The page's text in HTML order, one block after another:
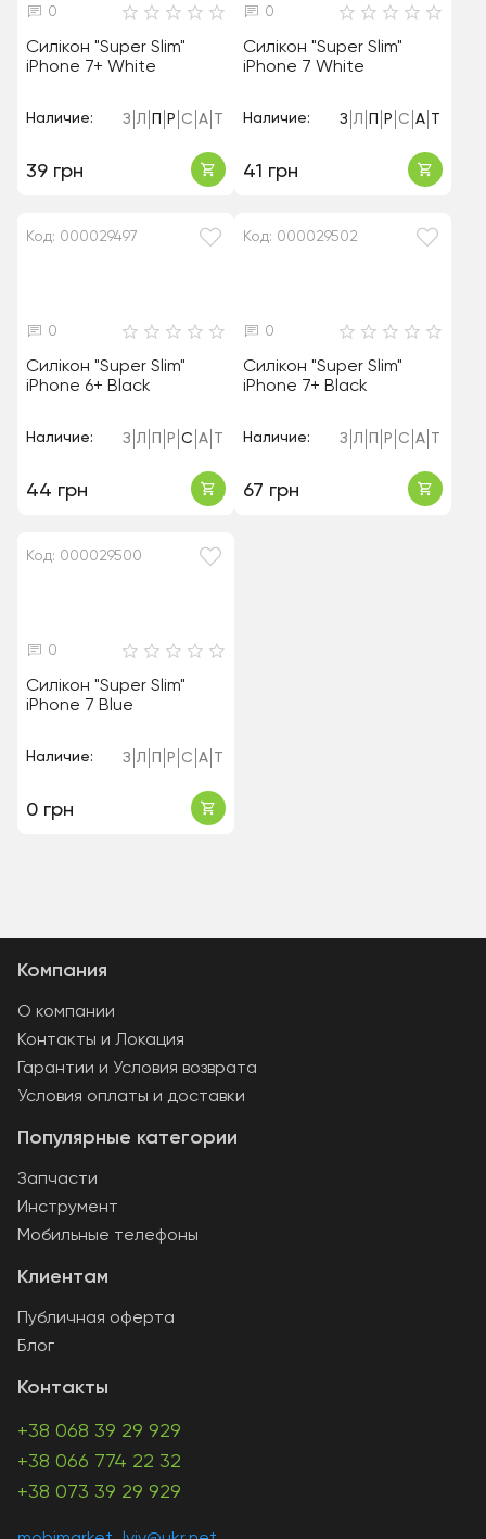
0
Силікон "Super Slim"
iPhone 7+ White
Наличие: З Л П Р С А
39 грн
0
Силікон "Super Slim"
iPhone 7 White
Наличие: З Л П Р С А Т
41 грн
Код: 000029497
0
Силікон "Super Slim"
iPhone 6+ Black
Наличие: З Л Р С А
44 грн
Код: 000029502
0
Силікон "Super Slim"
iPhone 7+ Black
Наличие: З Л Р С А
67 грн
Код: 000029500
0
Силікон "Super Slim"
iPhone 7 Blue
Наличие: З Л Р С А
0 грн
Контакты
+38 068 39 29 929
+38 066 774 22 32
+38 073 39 29 929
Клиентам
Публичная оферта
Блог
Популярные категории
Запчасти
Инструмент
Мобильные телефоны
Компания
О компании
Контакты и Локация
Гарантии и Условия возврата
Условия оплаты и доставки